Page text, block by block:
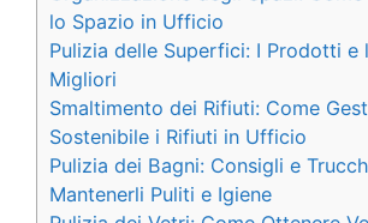
lo Spazio in Ufficio
Pulizia delle Superfici: I Prodotti e
Migliori
Smaltimento dei Rifiuti: Come
Sostenibile i Rifiuti in Ufficio
Pulizia dei Bagni: Consigli e
Mantenerli Puliti e Igiene